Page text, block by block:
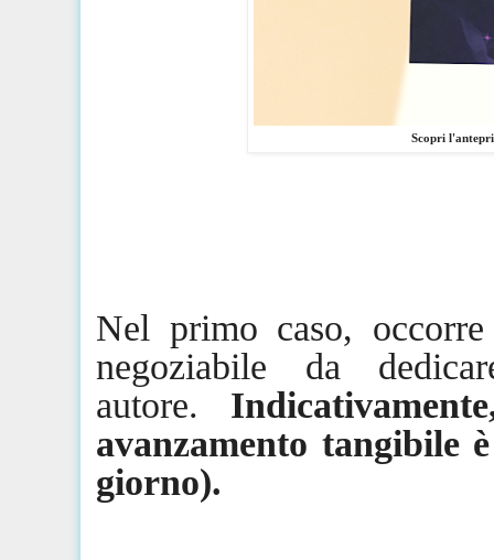
Scopri
Nel primo caso,
negoziabile da
autore.
avanzamento tangibile
giorno).